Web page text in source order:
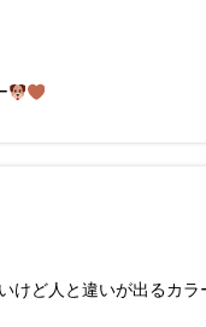
けど人と違いが出るカラ